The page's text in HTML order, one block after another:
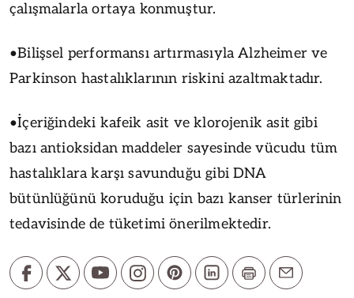
çalışmalarla ortaya konmuştur.
•Bilişsel performansı artırmasıyla Alzheimer ve
Parkinson hastalıklarının riskini azaltmaktadır.
•İçeriğindeki kafeik asit ve klorojenik asit gibi
bazı antioksidan maddeler sayesinde vücudu tüm
hastalıklara karşı savunduğu gibi DNA
bütünlüğünü koruduğu için bazı kanser türlerinin
tedavisinde de tüketimi önerilmektedir.